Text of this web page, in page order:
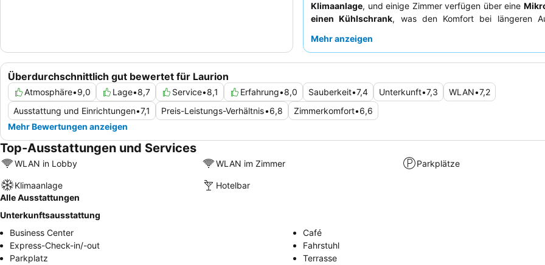
Klimaanlage, und einige Zimmer verfügen über eine
einen Kühlschrank, was den Komfort bei längeren
Personal, insbesondere das Rezeptionsteam, und
Mehr anzeigen
Überdurchschnittlich gut bewertet für Laurion
Atmosphäre•9,0 Lage•8,7 Service•8,1 Erfahrung•8,0 Sauberkeit•7,4 Unterkunft•7,3 WLAN•7,2
Ausstattung und Einrichtungen•7,1 Preis-Leistungs-Verhältnis•6,8 Zimmerkomfort•6,6
Mehr Bewertungen anzeigen
Top-Ausstattungen und Services
WLAN in Lobby WLAN im Zimmer Parkplätze
Klimaanlage
Hotelbar
Alle Ausstattungen
Unterkunftsausstattung
Business Center
Café
Express-Check-in/-out
Fahrstuhl
Parkplatz
Terrasse